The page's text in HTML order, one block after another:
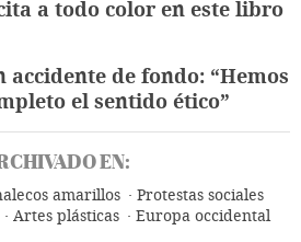
a todo color en este libro
accidente de fondo: “Hemos
el sentido ético”
EN:
amarillos
Protestas sociales
Artes plásticas
Europa occidental